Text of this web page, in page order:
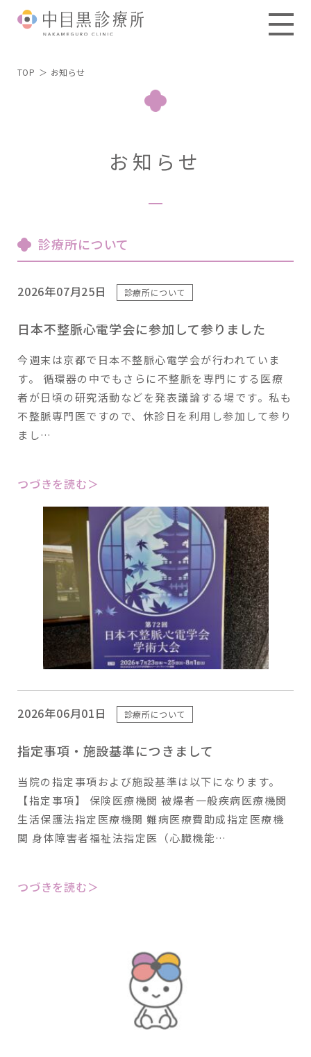
TOP お知らせ
お知らせ
診療所について
2026年07月25日 診療所について
日本不整脈心電学会に参加して参りました
今週末は京都で日本不整脈心電学会が行われていま
す。 循環器の中でもさらに不整脈を専門にする医療
者が日頃の研究活動などを発表議論する場です。私も
不整脈専門医ですので、休診日を利用し参加して参り
まし…
つづきを読む＞
2026年06月01日 診療所について
指定事項・施設基準につきまして
当院の指定事項および施設基準は以下になります。
【指定事項】 保険医療機関 被爆者一般疾病医療機関
生活保護法指定医療機関 難病医療費助成指定医療機
関 身体障害者福祉法指定医（心臓機能…
つづきを読む＞